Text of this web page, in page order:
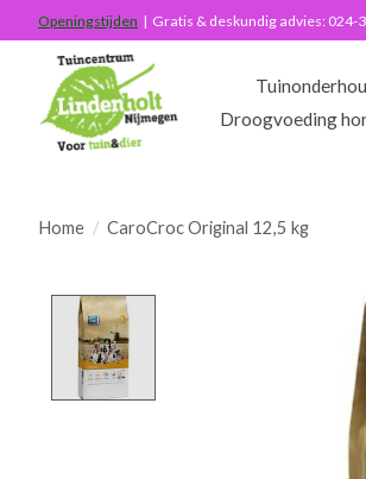
Openingstijden | Gratis & deskundig advies:
Droogvoeding
Home / CaroCroc Original 12,5 kg
Product image